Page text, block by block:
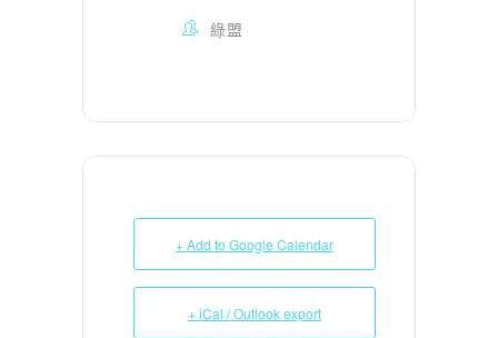
綠盟
+ Add to Google Calendar
+ iCal / Outlook export